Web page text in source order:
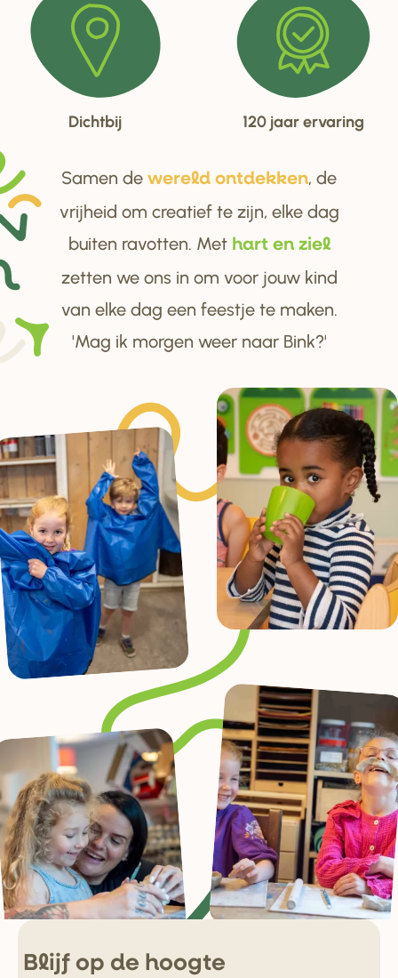
Dichtbij 120 jaar ervaring
Samen de wereld ontdekken, de
vrijheid om creatief te zijn, elke dag
buiten ravotten. Met hart en ziel
zetten we ons in om voor jouw kind
van elke dag een feestje te maken.
'Mag ik morgen weer naar Bink?'
Blijf op de hoogte